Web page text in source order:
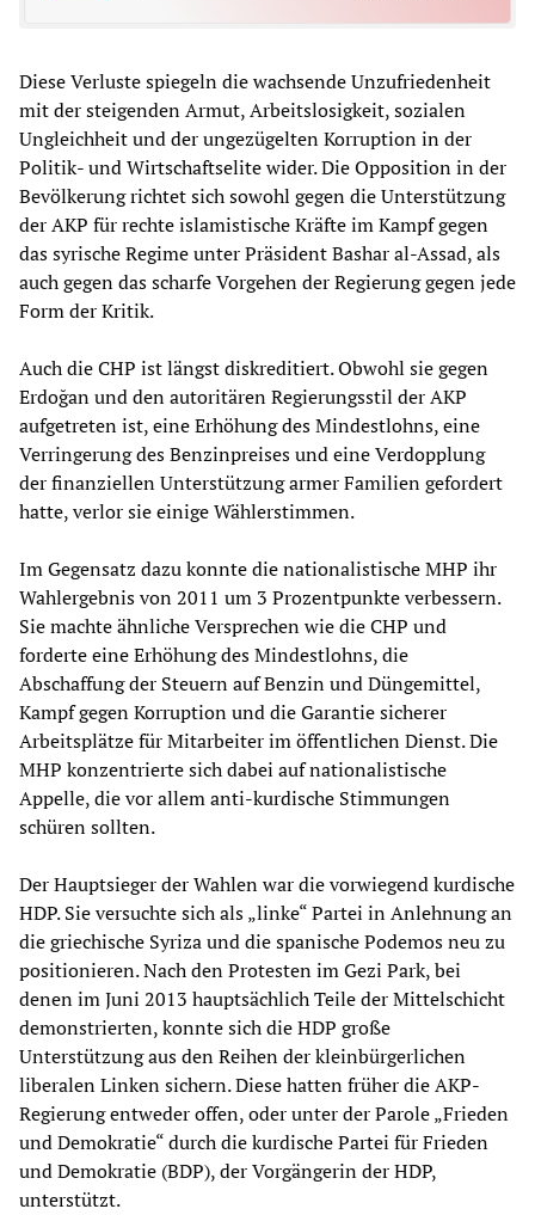
Diese Verluste spiegeln die wachsende Unzufriedenheit
mit der steigenden Armut, Arbeitslosigkeit, sozialen
Ungleichheit und der ungezügelten Korruption in der
Politik- und Wirtschaftselite wider. Die Opposition in der
Bevölkerung richtet sich sowohl gegen die Unterstützung
der AKP für rechte islamistische Kräfte im Kampf gegen
das syrische Regime unter Präsident Bashar al-Assad, als
auch gegen das scharfe Vorgehen der Regierung gegen jede
Form der Kritik.
Auch die CHP ist längst diskreditiert. Obwohl sie gegen
Erdoğan und den autoritären Regierungsstil der AKP
aufgetreten ist, eine Erhöhung des Mindestlohns, eine
Verringerung des Benzinpreises und eine Verdopplung
der finanziellen Unterstützung armer Familien gefordert
hatte, verlor sie einige Wählerstimmen.
Im Gegensatz dazu konnte die nationalistische MHP ihr
Wahlergebnis von 2011 um 3 Prozentpunkte verbessern.
Sie machte ähnliche Versprechen wie die CHP und
forderte eine Erhöhung des Mindestlohns, die
Abschaffung der Steuern auf Benzin und Düngemittel,
Kampf gegen Korruption und die Garantie sicherer
Arbeitsplätze für Mitarbeiter im öffentlichen Dienst. Die
MHP konzentrierte sich dabei auf nationalistische
Appelle, die vor allem anti-kurdische Stimmungen
schüren sollten.
Der Hauptsieger der Wahlen war die vorwiegend kurdische
HDP. Sie versuchte sich als „linke“ Partei in Anlehnung an
die griechische Syriza und die spanische Podemos neu zu
positionieren. Nach den Protesten im Gezi Park, bei
denen im Juni 2013 hauptsächlich Teile der Mittelschicht
demonstrierten, konnte sich die HDP große
Unterstützung aus den Reihen der kleinbürgerlichen
liberalen Linken sichern. Diese hatten früher die AKP-
Regierung entweder offen, oder unter der Parole „Frieden
und Demokratie“ durch die kurdische Partei für Frieden
und Demokratie (BDP), der Vorgängerin der HDP,
unterstützt.